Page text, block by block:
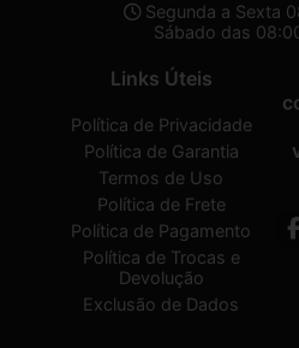
Segunda a Sexta
Sábado das
Links Úteis
Política de Privacidade
Política de Garantia
Termos de Uso
Política de Frete
Política de Pagamento
Política de Trocas e
Devolução
Exclusão de Dados